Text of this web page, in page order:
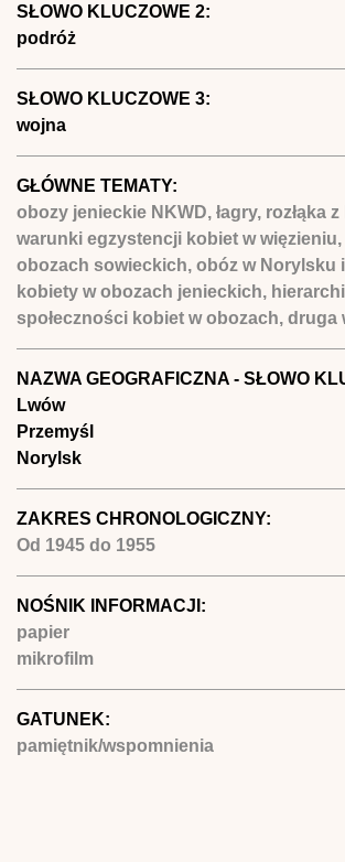
SŁOWO KLUCZOWE 2:
podróż
SŁOWO KLUCZOWE 3:
wojna
GŁÓWNE TEMATY:
obozy jenieckie NKWD, łagry, rozłąka
warunki egzystencji kobiet w
obozach sowieckich, obóz w Norylsku
kobiety w obozach jenieckich,
społeczności kobiet w obozach, druga
NAZWA GEOGRAFICZNA - SŁOWO
Lwów
Przemyśl
Norylsk
ZAKRES CHRONOLOGICZNY:
Od 1945 do 1955
NOŚNIK INFORMACJI:
papier
mikrofilm
GATUNEK:
pamiętnik/wspomnienia